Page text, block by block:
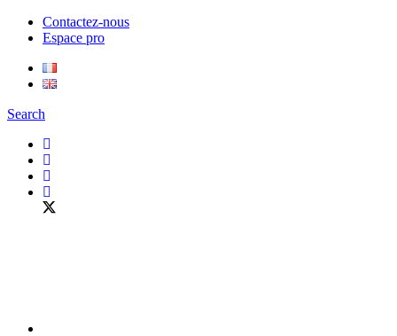
Contactez-nous
Espace pro
Search